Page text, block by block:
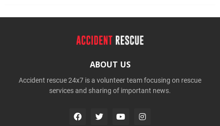
ABOUT US
Accident rescue 24x7 is a volunteer team focusing on rescue
services and sharing of important news.